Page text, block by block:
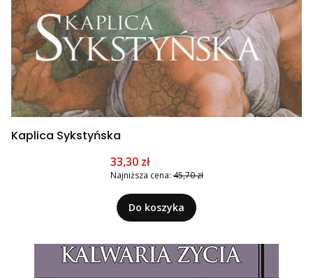
Kaplica Sykstyńska
Cena promocyjna
33,30 zł
Najniższa cena: 45,70 zł
Do koszyka